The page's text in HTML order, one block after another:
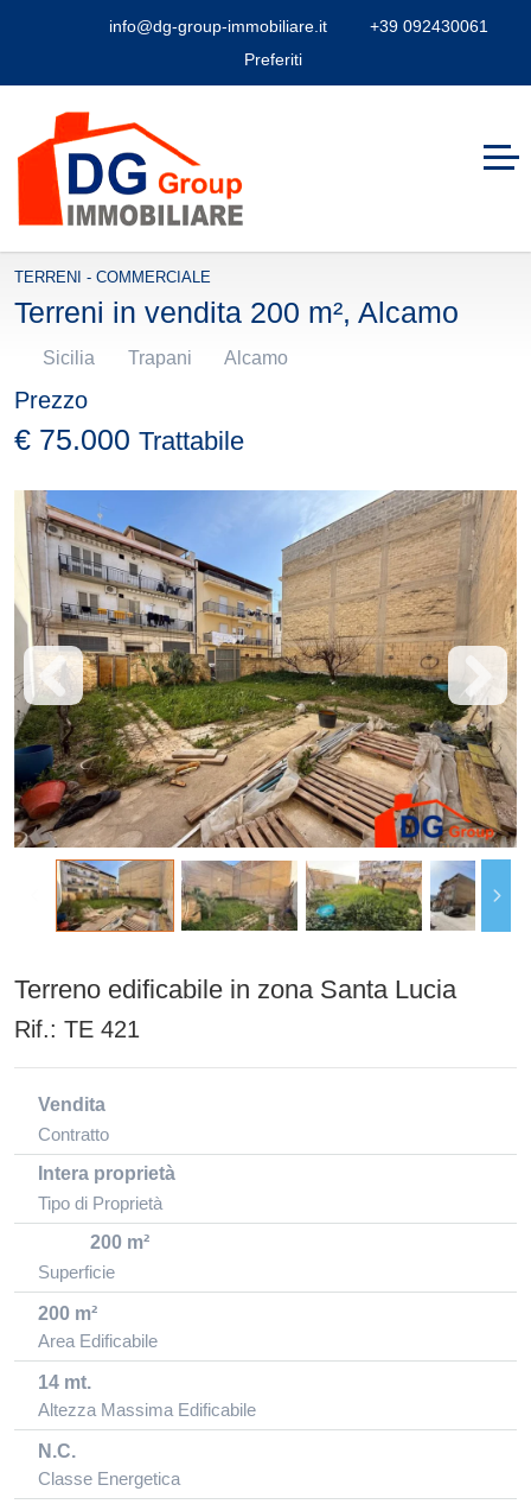
info@dg-group-immobiliare.it
+39 092430061
Preferiti
TERRENI - COMMERCIALE
Terreni in vendita 200 m², Alcamo
Sicilia Trapani Alcamo
Prezzo
€ 75.000 Trattabile
Terreno edificabile in zona Santa Lucia
Rif.: TE 421
Vendita
Contratto
Intera proprietà
Tipo di Proprietà
200 m²
Superficie
200 m²
Area Edificabile
14 mt.
Altezza Massima Edificabile
N.C.
Classe Energetica